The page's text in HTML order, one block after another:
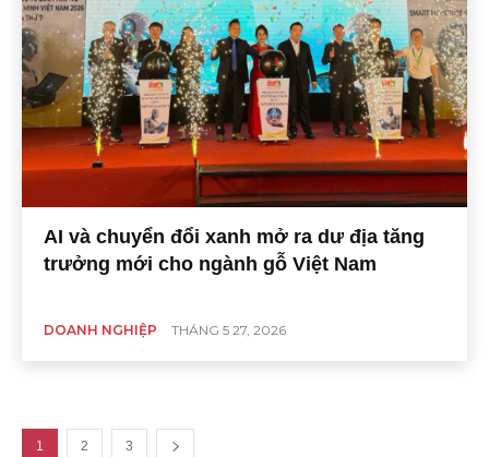
AI và chuyển đổi xanh mở ra dư địa tăng
trưởng mới cho ngành gỗ Việt Nam
DOANH NGHIỆP THÁNG 5 27, 2026
1 2 3